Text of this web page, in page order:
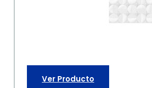
Ver Producto